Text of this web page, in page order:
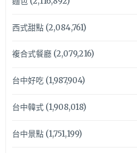
西式甜點(2,084,761)
複合式餐廳(2,079,216)
台中好吃(1,987,904)
台中韓式(1,908,018)
台中景點(1,751,199)